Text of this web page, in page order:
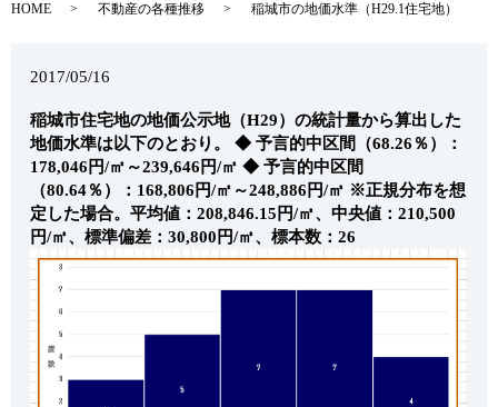
HOME 不動産の各種推移 稲城市の地価水準（H29.1住宅地）
2017/05/16
稲城市住宅地の地価公示地（H29）の統計量から算出した
地価水準は以下のとおり。
◆ 予言的中区間（68.26％）：
178,046円/㎡～239,646円/㎡ ◆ 予言的中区間
（80.64％）：168,806円/㎡～248,886円/㎡ ※正規分布を想
定した場合。平均値：208,846.15円/㎡、中央値：210,500
円/㎡、標準偏差：30,800円/㎡、標本数：26